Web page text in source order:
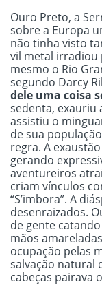
Ouro Preto, a
sobre a Europa
não tinha visto
vil metal irradiou
mesmo o Rio
segundo Darcy
dele uma coisa
sedenta, exauriu
assistiu o
de sua
regra. A
gerando
aventureiros
criam vínculos
“S’imbora”. A
desenraizados.
de gente
mãos
ocupação pelas
salvação natural
cabeças pairava